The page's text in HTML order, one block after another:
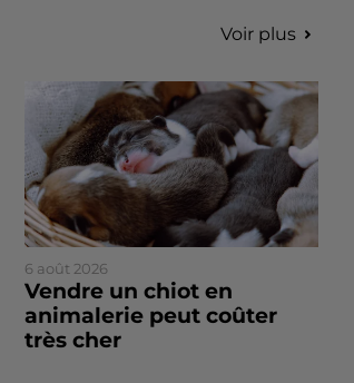
Voir plus
6 août 2026
Vendre un chiot en
animalerie peut coûter
très cher